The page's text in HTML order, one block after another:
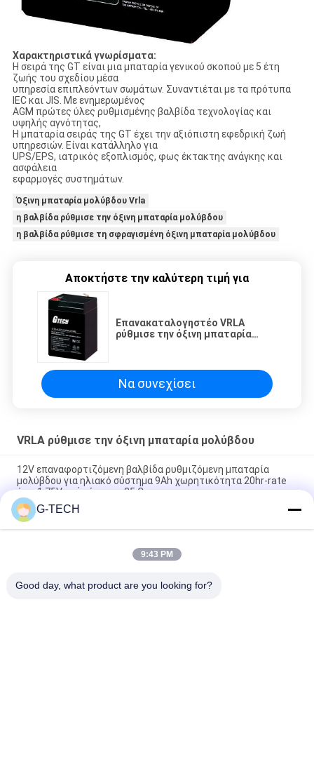
Χαρακτηριστικά γνωρίσματα:
Η σειρά της GT είναι μια μπαταρία γενικού σκοπού με 5 έτη
ζωής του σχεδίου μέσα
υπηρεσία επιπλεόντων σωμάτων. Συναντιέται με τα πρότυπα
IEC και JIS. Με ενημερωμένος
AGM πρώτες ύλες ρυθμισμένης βαλβίδα τεχνολογίας και
υψηλής αγνότητας,
Η μπαταρία σειράς της GT έχει την αξιόπιστη εφεδρική ζωή
υπηρεσιών. Είναι κατάλληλο για
UPS/EPS, ιατρικός εξοπλισμός, φως έκτακτης ανάγκης και
ασφάλεια
εφαρμογές συστημάτων.
Όξινη μπαταρία μολύβδου Vrla
η βαλβίδα ρύθμισε την όξινη μπαταρία μολύβδου
η βαλβίδα ρύθμισε τη σφραγισμένη όξινη μπαταρία μολύβδου
Αποκτήστε την καλύτερη τιμή για
Επανακαταλογηστέο VRLA
ρύθμισε την όξινη μπαταρία
Να συνεχίσει
VRLA ρύθμισε την όξινη μπαταρία μολύβδου
12V επαναφορτιζόμενη βαλβίδα ρυθμιζόμενη μπαταρία
μολύβδου για ηλιακό σύστημα 9Ah χωρητικότητα 20hr-rate
έως 1,75V ανά κύτταρο 25 C
2.55 Kg 12V 9Ah VRLA type lead acid battery for
UPS,Telecom,solar system,alarm system
2.05kg weight 12v sealed valve regulated rechargeable
G-TECH
9:43 PM
Good day, what product are you looking for?